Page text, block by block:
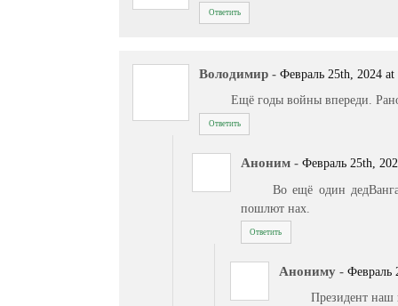
Ответить
Володимир - Февраль 25th, 2024 at
Ещё годы войны впереди.
Ответить
Аноним - Февраль 25th,
Во ещё один
пошлют нах.
Ответить
Анониму - Февраль
Президент наш